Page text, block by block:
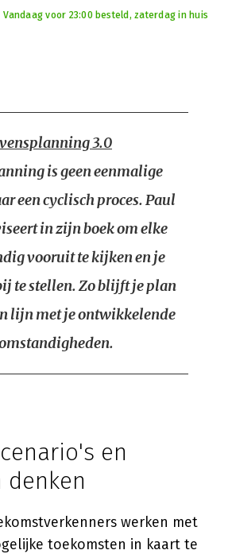
voor 23:00 besteld, zaterdag in huis
3.0
is geen eenmalige
een cyclisch proces. Paul
in zijn boek om elke
vooruit te kijken en je
te stellen. Zo blijft je plan
lijn met je ontwikkelende
en
denken
werken met
toekomsten in kaart te